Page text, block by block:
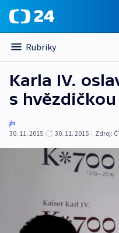
Rubriky
Karla IV.
s hvězdičkou
jh
30. 11. 2015
30. 11. 2015 | Zdroj: